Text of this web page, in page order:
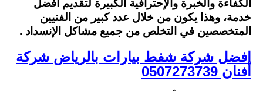
الكفاءة والخبرة والإحترافية الكبيرة لتقديم أفضل
خدمة، وهذا يكون من خلال عدد كبير من الفنيين
المتخصصين في التخلص من جميع مشاكل الإنسداد .
افضل شركة شفط بيارات بالرياض شركة
أفنان 0507273739